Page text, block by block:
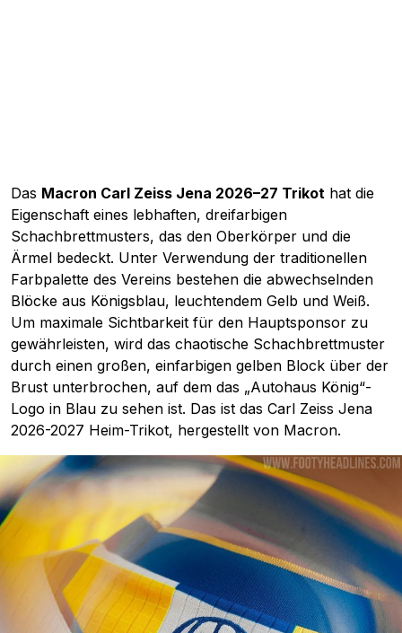
Das Macron Carl Zeiss Jena 2026–27 Trikot hat die
Eigenschaft eines lebhaften, dreifarbigen
Schachbrettmusters, das den Oberkörper und die
Ärmel bedeckt. Unter Verwendung der traditionellen
Farbpalette des Vereins bestehen die abwechselnden
Blöcke aus Königsblau, leuchtendem Gelb und Weiß.
Um maximale Sichtbarkeit für den Hauptsponsor zu
gewährleisten, wird das chaotische Schachbrettmuster
durch einen großen, einfarbigen gelben Block über der
Brust unterbrochen, auf dem das „Autohaus König“-
Logo in Blau zu sehen ist. Das ist das Carl Zeiss Jena
2026-2027 Heim-Trikot, hergestellt von Macron.